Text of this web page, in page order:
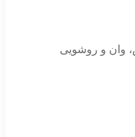
وان و روشویی